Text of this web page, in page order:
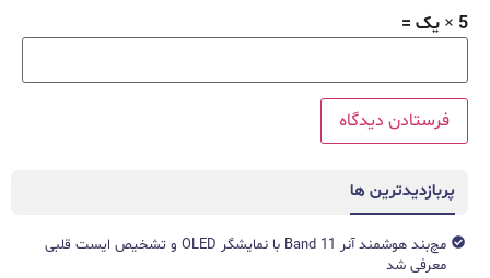
5 × یک =
پربازدیدترین ها
مچ‌بند هوشمند آنر Band 11 با نمایشگر OLED و تشخیص ایست قلبی
معرفی شد